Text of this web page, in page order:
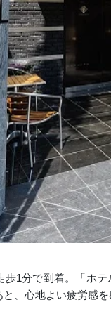
歩1分で到着。「ホ
、心地よい疲労感を